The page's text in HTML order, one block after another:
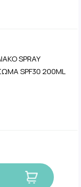
SPRAY
SPF30 200ML